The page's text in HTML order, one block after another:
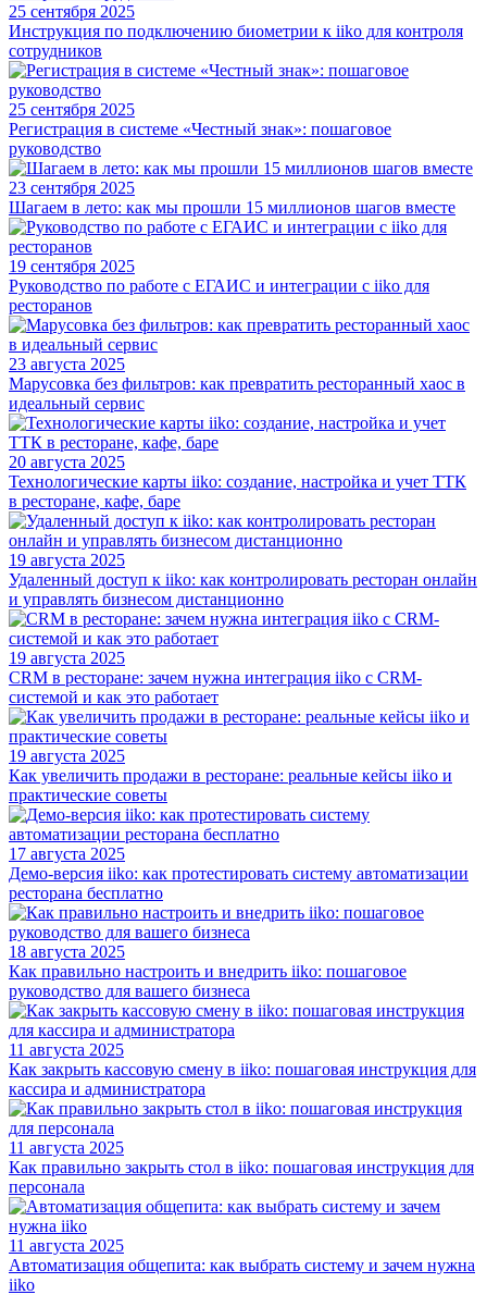
25 сентября 2025
Инструкция по подключению биометрии к iiko для контроля
сотрудников
25 сентября 2025
Регистрация в системе «Честный знак»: пошаговое
руководство
23 сентября 2025
Шагаем в лето: как мы прошли 15 миллионов шагов вместе
19 сентября 2025
Руководство по работе с ЕГАИС и интеграции с iiko для
ресторанов
23 августа 2025
Марусовка без фильтров: как превратить ресторанный хаос в
идеальный сервис
20 августа 2025
Технологические карты iiko: создание, настройка и учет ТТК
в ресторане, кафе, баре
19 августа 2025
Удаленный доступ к iiko: как контролировать ресторан онлайн
и управлять бизнесом дистанционно
19 августа 2025
CRM в ресторане: зачем нужна интеграция iiko с CRM-
системой и как это работает
19 августа 2025
Как увеличить продажи в ресторане: реальные кейсы iiko и
практические советы
17 августа 2025
Демо-версия iiko: как протестировать систему автоматизации
ресторана бесплатно
18 августа 2025
Как правильно настроить и внедрить iiko: пошаговое
руководство для вашего бизнеса
11 августа 2025
Как закрыть кассовую смену в iiko: пошаговая инструкция для
кассира и администратора
11 августа 2025
Как правильно закрыть стол в iiko: пошаговая инструкция для
персонала
11 августа 2025
Автоматизация общепита: как выбрать систему и зачем нужна
iiko